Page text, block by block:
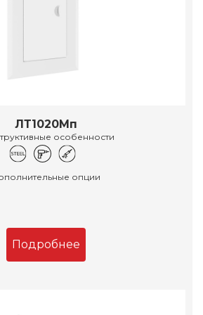
ЛТ1020Мп
особенности
опции
Подробнее